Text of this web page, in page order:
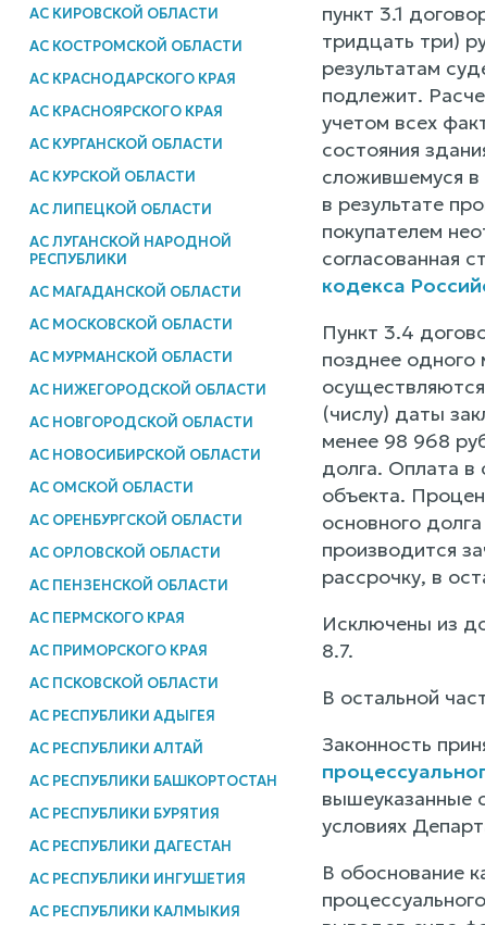
АС КИРОВСКОЙ ОБЛАСТИ
АС КОСТРОМСКОЙ ОБЛАСТИ
АС КРАСНОДАРСКОГО КРАЯ
АС КРАСНОЯРСКОГО КРАЯ
АС КУРГАНСКОЙ ОБЛАСТИ
АС КУРСКОЙ ОБЛАСТИ
АС ЛИПЕЦКОЙ ОБЛАСТИ
АС ЛУГАНСКОЙ НАРОДНОЙ
РЕСПУБЛИКИ
АС МАГАДАНСКОЙ ОБЛАСТИ
АС МОСКОВСКОЙ ОБЛАСТИ
АС МУРМАНСКОЙ ОБЛАСТИ
АС НИЖЕГОРОДСКОЙ ОБЛАСТИ
АС НОВГОРОДСКОЙ ОБЛАСТИ
АС НОВОСИБИРСКОЙ ОБЛАСТИ
АС ОМСКОЙ ОБЛАСТИ
АС ОРЕНБУРГСКОЙ ОБЛАСТИ
АС ОРЛОВСКОЙ ОБЛАСТИ
АС ПЕНЗЕНСКОЙ ОБЛАСТИ
АС ПЕРМСКОГО КРАЯ
АС ПРИМОРСКОГО КРАЯ
АС ПСКОВСКОЙ ОБЛАСТИ
АС РЕСПУБЛИКИ АДЫГЕЯ
АС РЕСПУБЛИКИ АЛТАЙ
АС РЕСПУБЛИКИ БАШКОРТОСТАН
АС РЕСПУБЛИКИ БУРЯТИЯ
АС РЕСПУБЛИКИ ДАГЕСТАН
АС РЕСПУБЛИКИ ИНГУШЕТИЯ
АС РЕСПУБЛИКИ КАЛМЫКИЯ
пункт 3.1
тридцать три)
результатам
подлежит.
учетом всех
состояния
сложившемуся в
в результате
покупателем
согласованная
кодекса
Пункт 3.4
позднее
(числу) даты
менее 98 968
долга. Оплата в
объекта.
основного
производится
рассрочку, в
Исключены из
8.7.
В остальной
Законность
вышеуказанные
условиях
В обоснование